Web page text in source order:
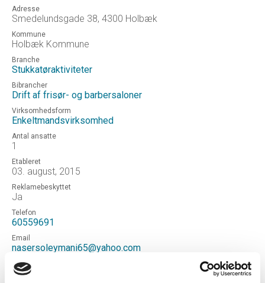
Adresse
Smedelundsgade 38, 4300 Holbæk
Kommune
Holbæk Kommune
Branche
Stukkatøraktiviteter
Bibrancher
Drift af frisør- og barbersaloner
Virksomhedsform
Enkeltmandsvirksomhed
Antal ansatte
1
Etableret
03. august, 2015
Reklamebeskyttet
Ja
Telefon
60559691
Email
nasersoleymani65@yahoo.com
Hjemmeside
Klassik stuk